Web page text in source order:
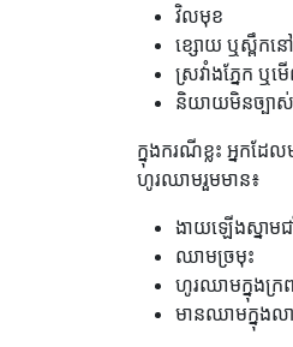
វិលមុខ
ខ្សោយ ឬស្ពឹកនៅផ្
ស្រវាំងភ្នែក ឬ
និយាយមិនច្បាស់
ក្នុងករណីខ្លះ អ្នកដែ
ហូរឈាមរួមមាន៖
ងាយឡើងស្នាមជ
ឈាមច្រមុះ
ហូរឈាមក្នុងក្រ
មានឈាមក្នុង